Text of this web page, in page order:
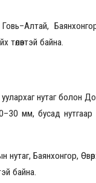
байна.
нутаг болон
0–30 мм, бусад
Баянхонгор,
байна.